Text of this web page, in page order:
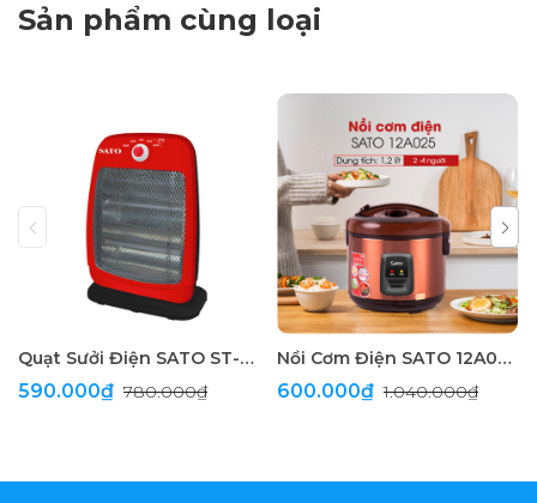
Sản phẩm cùng loại
Quạt Sưởi Điện SATO ST-QS2B(D)
590.000₫ 780.000₫
Nồi Cơm Điện SATO 12A025 1.2L
600.000₫1.040.000₫